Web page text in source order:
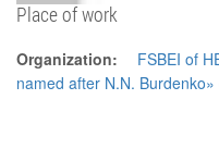
Place of work
Organization:
FSBEI of
named after N.N.